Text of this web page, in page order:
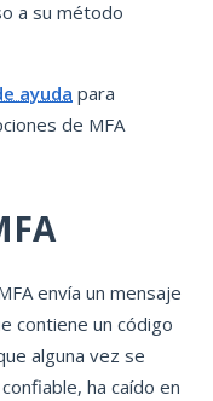
a su método
ayuda para
de MFA
envía un mensaje
contiene un código
alguna vez se
ha caído en